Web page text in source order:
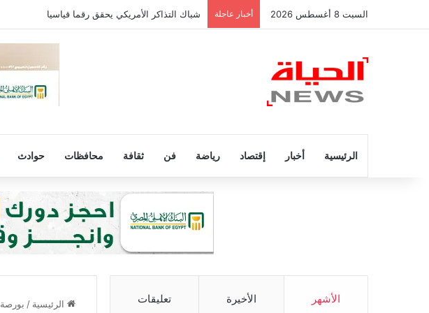
السبت 8 أغسطس 2026 أخبار عاجلة شباك التذاكر الأمريكي يحقق رقما قياسيا
الرئيسية أخبار إقتصاد رياضة فن ثقافة محافظات حوادث
الرئيسية / بورصة الأشهر الأخيرة تعليقات